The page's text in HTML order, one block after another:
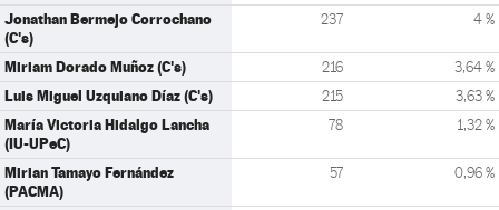
Jonathan Bermejo Corrochano
(C's)
237 4 %
Miriam Dorado Muñoz (C's) 216 3,64 %
Luis Miguel Uzquiano Díaz (C's) 215 3,63 %
María Victoria Hidalgo Lancha
(IU-UPeC)
78 1,32 %
Mirian Tamayo Fernández
(PACMA)
57 0,96 %